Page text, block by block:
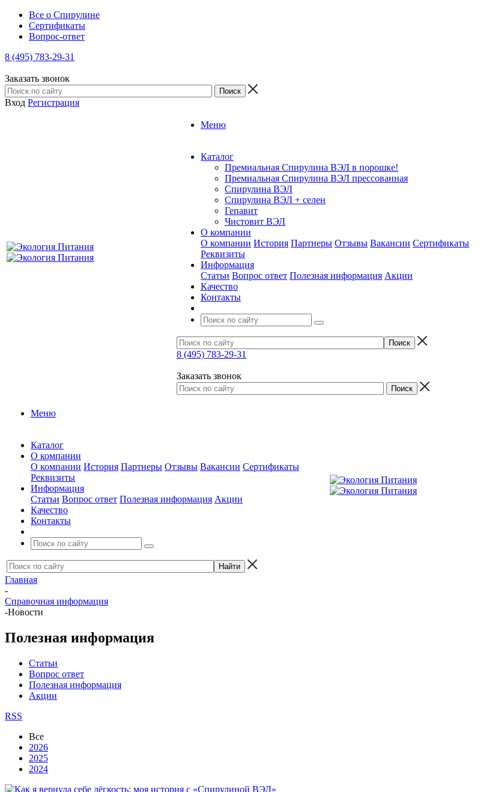
Все о Спирулине
Сертификаты
Вопрос-ответ
8 (495) 783-29-31
Заказать звонок
Вход Регистрация
Меню
Каталог
Премиальная Спирулина ВЭЛ в порошке!
Премиальная Спирулина ВЭЛ прессованная
Спирулина ВЭЛ
Спирулина ВЭЛ + селен
Гепавит
Чистовит ВЭЛ
О компании
О компании История Партнеры Отзывы Вакансии Сертификаты
Реквизиты
Информация
Статьи Вопрос ответ Полезная информация Акции
Качество
Контакты
8 (495) 783-29-31
Заказать звонок
Меню
Каталог
О компании
О компании История Партнеры Отзывы Вакансии Сертификаты
Реквизиты
Информация
Статьи Вопрос ответ Полезная информация Акции
Качество
Контакты
Главная
-
Справочная информация
-Новости
Полезная информация
Статьи
Вопрос ответ
Полезная информация
Акции
RSS
Все
2026
2025
2024